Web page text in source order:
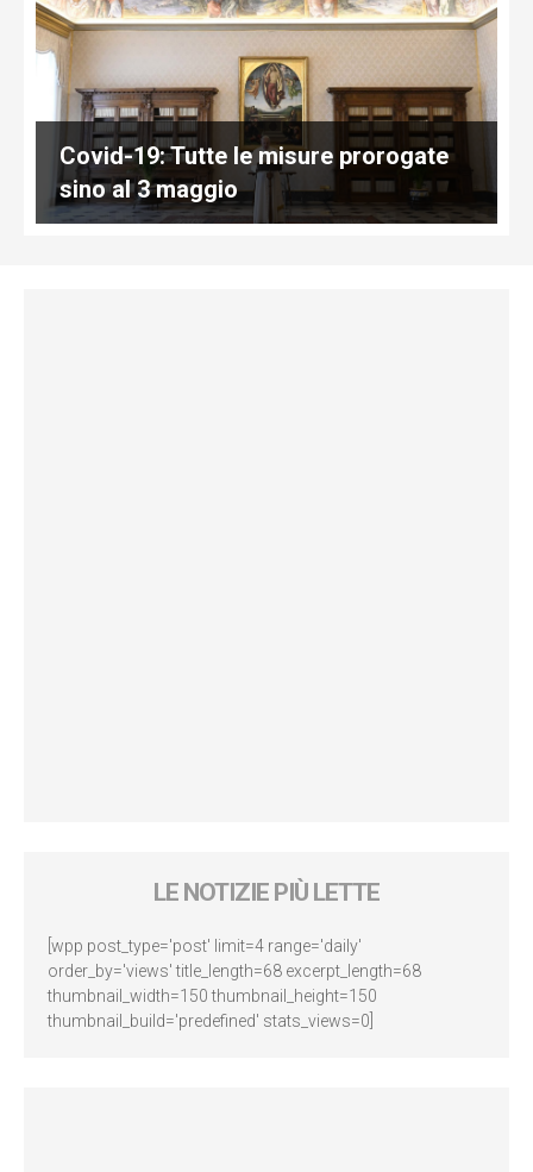
Covid-19: Tutte le misure prorogate
sino al 3 maggio
LE NOTIZIE PIÙ LETTE
[wpp post_type='post' limit=4 range='daily'
order_by='views' title_length=68 excerpt_length=68
thumbnail_width=150 thumbnail_height=150
thumbnail_build='predefined' stats_views=0]